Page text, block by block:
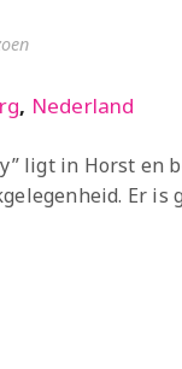
, Nederland
ligt in Horst en
Er is